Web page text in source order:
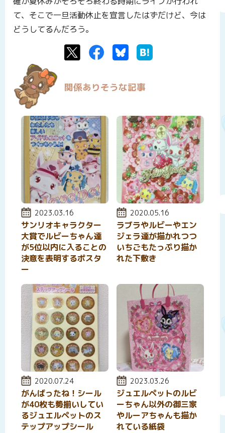
て、そこで一旦活動休止を宣言したはずだけど、今は
どうしてるんだろう。
TwitterFacebookBluesky
関係ありそうな記事
投稿日:
2023.03.16
サンリオキャラクター
大賞でルビーちゃん達
が5位以内に入ることの
決意を表明するポスタ
ー
投稿日:
2020.05.16
ラブラやルビーやエン
ジェラ達が描かれつつ
いちごもたっぷり描か
れた下敷き
投稿日:
2020.07.24
がんばったね！シール
が40枚も勢揃いしてい
るジュエルペットのス
テップアップシール
投稿日:
2023.03.26
ジュエルペットのルビ
ーちゃん以外の御三家
やルーアちゃんも描か
れている紙袋